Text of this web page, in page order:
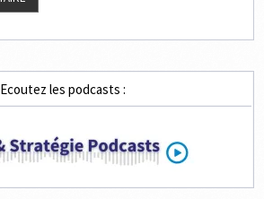
Ecoutez les podcasts :